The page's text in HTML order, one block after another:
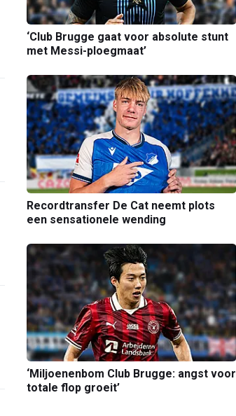
‘Club Brugge gaat voor absolute stunt
met Messi-ploegmaat’
Recordtransfer De Cat neemt plots
een sensationele wending
‘Miljoenenbom Club Brugge: angst voor
totale flop groeit’